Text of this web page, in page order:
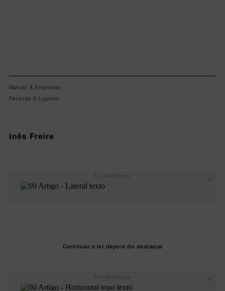
Marcas & Empresas
Pessoas & Lugares
Inês Freire
Continuar a ler depois do destaque